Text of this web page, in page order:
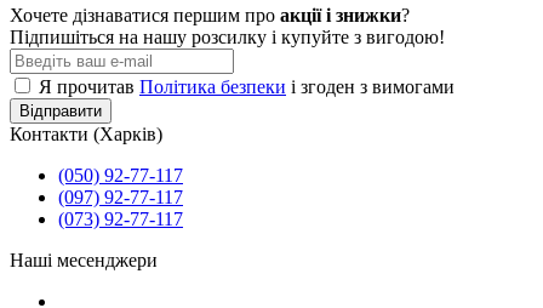
Хочете дізнаватися першим про акції і знижки?
Підпишіться на нашу розсилку і купуйте з вигодою!
Я прочитав Політика безпеки і згоден з вимогами
Відправити
Контакти (Харків)
(050) 92-77-117
(097) 92-77-117
(073) 92-77-117
Наші месенджери